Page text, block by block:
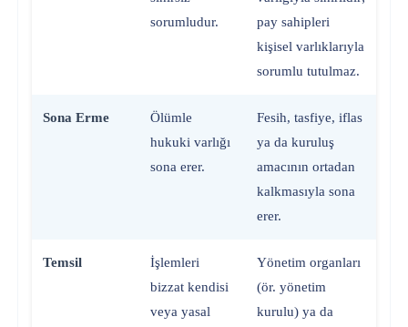
sorumludur.
pay sahipleri
kişisel varlıklarıyla
sorumlu tutulmaz.
Sona Erme
Ölümle
hukuki varlığı
sona erer.
Fesih, tasfiye, iflas
ya da kuruluş
amacının ortadan
kalkmasıyla sona
erer.
Temsil
İşlemleri
bizzat kendisi
veya yasal
Yönetim organları
(ör. yönetim
kurulu) ya da